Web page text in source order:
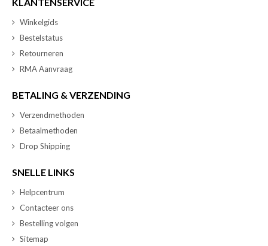
Winkelgids
Bestelstatus
Retourneren
RMA Aanvraag
BETALING & VERZENDING
Verzendmethoden
Betaalmethoden
Drop Shipping
SNELLE LINKS
Helpcentrum
Contacteer ons
Bestelling volgen
Sitemap